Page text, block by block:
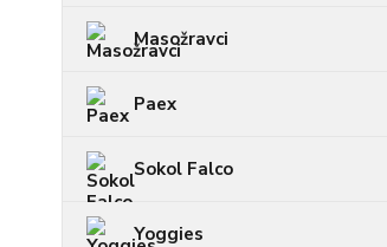
Masožravci
Paex
Sokol Falco
Yoggies